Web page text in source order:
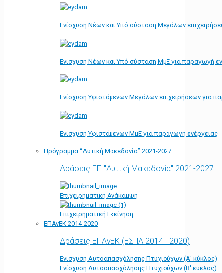
Ενίσχυση Νέων και Υπό σύσταση Μεγάλων
Ενίσχυση Νέων και Υπό σύσταση ΜμΕ για παραγωγή
Ενίσχυση Υφιστάμενων Μεγάλων επιχειρήσεων για
Ενίσχυση Υφιστάμενων ΜμΕ για παραγωγή ενέργειας
Πρόγραμμα “Δυτική Μακεδονία” 2021-2027
Δράσεις ΕΠ "Δυτική Μακεδονία" 2021-2027
Επιχειρηματική Ανάκαμψη
Επιχειρηματική Εκκίνηση
ΕΠΑνΕΚ 2014-2020
Δράσεις ΕΠΑνΕΚ (ΕΣΠΑ 2014 - 2020)
Ενίσχυση Αυτοαπασχόλησης Πτυχιούχων (Α' κύκλος)
Ενίσχυση Αυτοαπασχόλησης Πτυχιούχων (Β' κύκλος)